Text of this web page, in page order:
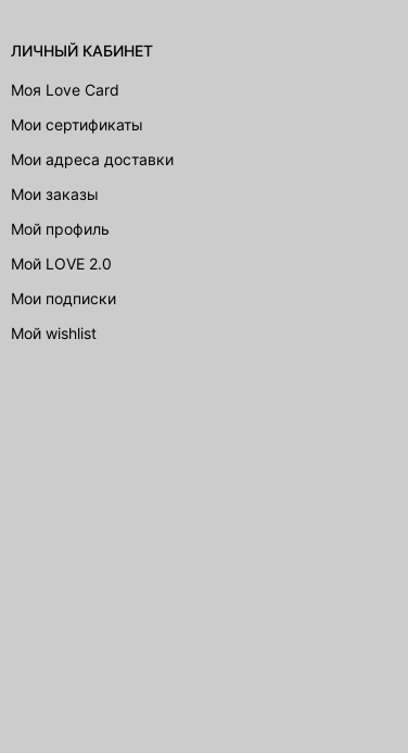
ЛИЧНЫЙ КАБИНЕТ
Моя Love Card
Мои сертификаты
Мои адреса доставки
Мои заказы
Мой профиль
Мой LOVE 2.0
Мои подписки
Мой wishlist